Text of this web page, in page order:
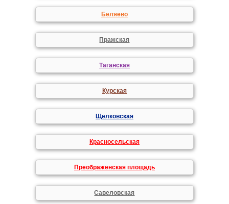
Беляево
Пражская
Таганская
Курская
Щелковская
Красносельская
Преображенская площадь
Савеловская